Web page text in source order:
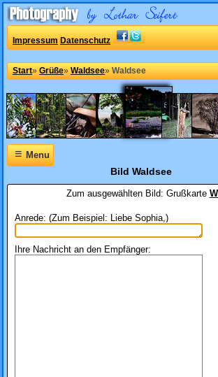
Impressum Datenschutz
Start» Grüße» Waldsee» Waldsee
≡Menu
Bild Waldsee
Zum ausgewählten Bild: Grußkarte
Anrede: (Zum Beispiel: Liebe Sophia,)
Ihre Nachricht an den Empfänger: